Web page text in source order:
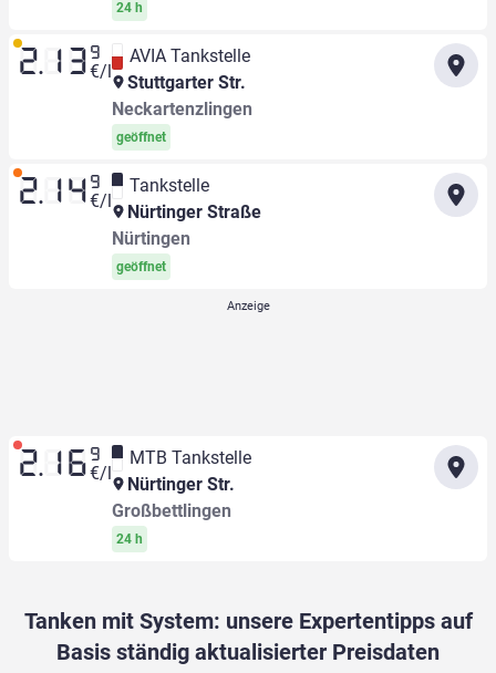
24 h
2.13 9
€/l
AVIA Tankstelle
Stuttgarter Str.
Neckartenzlingen
geöffnet
2.14 9
€/l
Tankstelle
Nürtinger Straße
Nürtingen
geöffnet
2.16 9
€/l
MTB Tankstelle
Nürtinger Str.
Großbettlingen
24 h
Tanken mit System: unsere Expertentipps auf
Basis ständig aktualisierter Preisdaten